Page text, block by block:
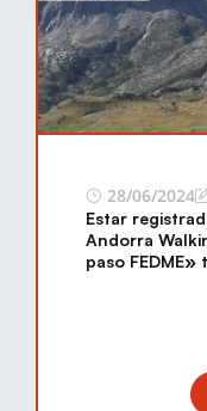
28/06/2024
Estar
Andorra
paso FEDME»